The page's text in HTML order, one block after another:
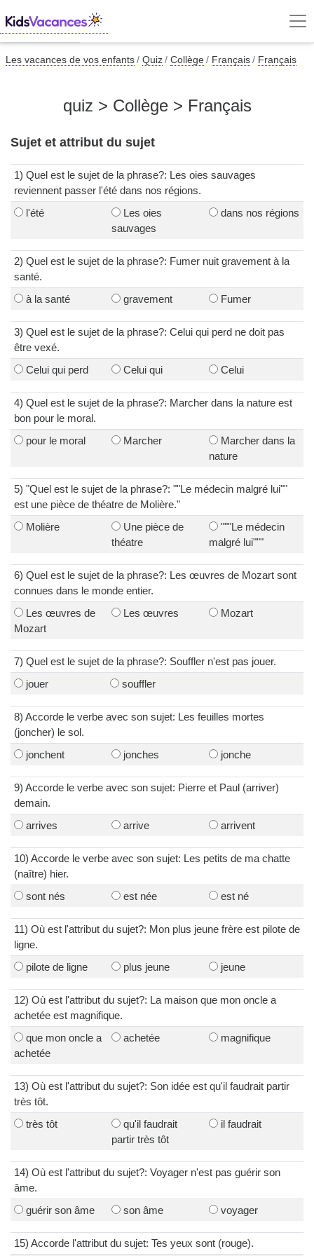
Les vacances de vos enfants Quiz Collège Français Français
quiz > Collège > Français
Sujet et attribut du sujet
1) Quel est le sujet de la phrase?: Les oies sauvages
reviennent passer l'été dans nos régions.
l'été
Les oies
sauvages
dans nos régions
2) Quel est le sujet de la phrase?: Fumer nuit gravement à la
santé.
à la santé
gravement Fumer
3) Quel est le sujet de la phrase?: Celui qui perd ne doit pas
être vexé.
Celui qui perd
Celui qui Celui
4) Quel est le sujet de la phrase?: Marcher dans la nature est
bon pour le moral.
pour le moral
Marcher
Marcher dans la
nature
5) "Quel est le sujet de la phrase?: ""Le médecin malgré lui""
est une pièce de théatre de Molière."
Molière
Une pièce de
théatre
"""Le médecin
malgré lui"""
6) Quel est le sujet de la phrase?: Les œuvres de Mozart sont
connues dans le monde entier.
Les œuvres de
Mozart
Les œuvres Mozart
7) Quel est le sujet de la phrase?: Souffler n'est pas jouer.
jouer
souffler
8) Accorde le verbe avec son sujet: Les feuilles mortes
(joncher) le sol.
jonchent
jonches jonche
9) Accorde le verbe avec son sujet: Pierre et Paul (arriver)
demain.
arrives
arrive arrivent
10) Accorde le verbe avec son sujet: Les petits de ma chatte
(naître) hier.
sont nés
est née est né
11) Où est l'attribut du sujet?: Mon plus jeune frère est pilote de
ligne.
pilote de ligne
plus jeune jeune
12) Où est l'attribut du sujet?: La maison que mon oncle a
achetée est magnifique.
que mon oncle a
achetée
achetée magnifique
13) Où est l'attribut du sujet?: Son idée est qu'il faudrait partir
très tôt.
très tôt
qu'il faudrait
partir très tôt
il faudrait
14) Où est l'attribut du sujet?: Voyager n'est pas guérir son
âme.
guérir son âme
son âme voyager
15) Accorde l'attribut du sujet: Tes yeux sont (rouge).